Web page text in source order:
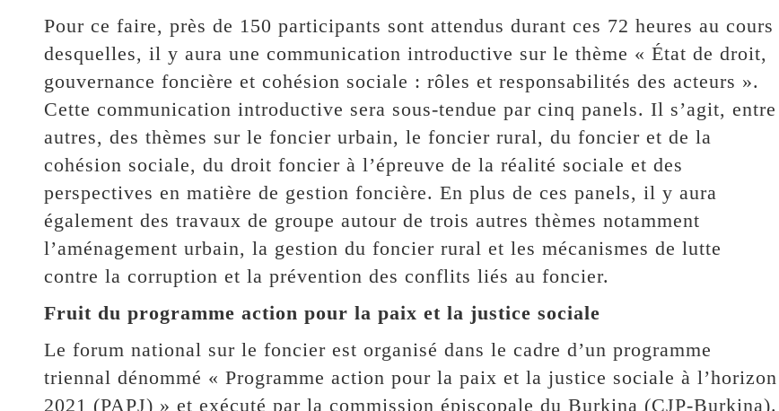
Pour ce faire, près de 150 participants sont attendus durant ces 72 heures au cours
desquelles, il y aura une communication introductive sur le thème « État de droit,
gouvernance foncière et cohésion sociale : rôles et responsabilités des acteurs ».
Cette communication introductive sera sous-tendue par cinq panels. Il s’agit, entre
autres, des thèmes sur le foncier urbain, le foncier rural, du foncier et de la
cohésion sociale, du droit foncier à l’épreuve de la réalité sociale et des
perspectives en matière de gestion foncière. En plus de ces panels, il y aura
également des travaux de groupe autour de trois autres thèmes notamment
l’aménagement urbain, la gestion du foncier rural et les mécanismes de lutte
contre la corruption et la prévention des conflits liés au foncier.
Fruit du programme action pour la paix et la justice sociale
Le forum national sur le foncier est organisé dans le cadre d’un programme
triennal dénommé « Programme action pour la paix et la justice sociale à l’horizon
2021 (PAPJ) » et exécuté par la commission épiscopale du Burkina (CJP-Burkina).